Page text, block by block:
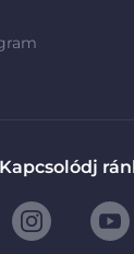
Kapcsolódj